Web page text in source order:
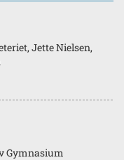
Jette Nielsen,
Gymnasium